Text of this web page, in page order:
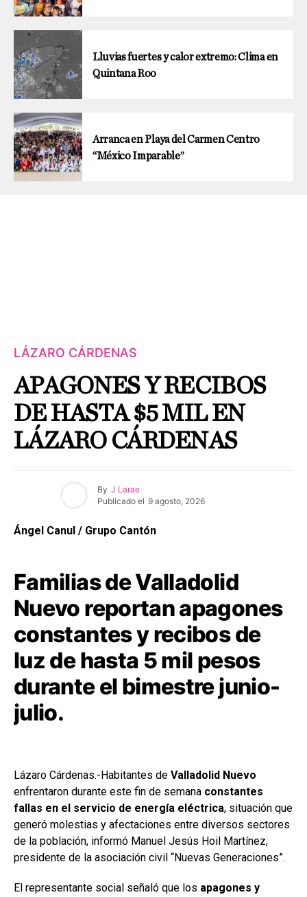
Lluvias fuertes y calor extremo: Clima en
Quintana Roo
Arranca en Playa del Carmen Centro
“México Imparable”
LÁZARO CÁRDENAS
APAGONES Y RECIBOS
DE HASTA $5 MIL EN
LÁZARO CÁRDENAS
By J Larae
Publicado el 9 agosto, 2026
Ángel Canul / Grupo Cantón
Familias de Valladolid
Nuevo reportan apagones
constantes y recibos de
luz de hasta 5 mil pesos
durante el bimestre junio-
julio.
Lázaro Cárdenas.-Habitantes de Valladolid Nuevo
enfrentaron durante este fin de semana constantes
fallas en el servicio de energía eléctrica, situación que
generó molestias y afectaciones entre diversos sectores
de la población, informó Manuel Jesús Hoil Martínez,
presidente de la asociación civil “Nuevas Generaciones”.
El representante social señaló que los apagones y